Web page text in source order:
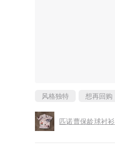
风格独特 想再回购
匹诺曹保龄球衬衫